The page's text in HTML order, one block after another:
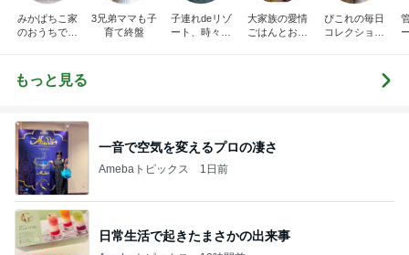
みかぱちこ家
のおうちでご
3兄弟ママも子
育て終盤
子連れdeリゾ
ート、時々キ
大家族の愛情
ごはんとお弁
ぴこれの毎日
コレクション
もっと見る
一音で空気を変えるプロの凄さ
Amebaトピックス 1日前
日常生活で起きたまさかの出来事